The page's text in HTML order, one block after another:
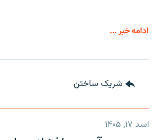
ادامه خبر ...
شریک ساختن
اسد ۱۷, ۱۴۰۵